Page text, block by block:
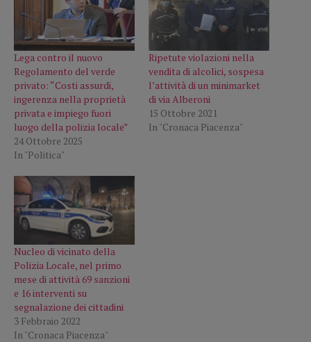
Lega contro il nuovo
Regolamento del verde
privato: “Costi assurdi,
ingerenza nella proprietà
privata e impiego fuori
luogo della polizia locale”
24 Ottobre 2025
In "Politica"
Ripetute violazioni nella
vendita di alcolici, sospesa
l’attività di un minimarket
di via Alberoni
15 Ottobre 2021
In "Cronaca Piacenza"
Nucleo di vicinato della
Polizia Locale, nel primo
mese di attività 69 sanzioni
e 16 interventi su
segnalazione dei cittadini
3 Febbraio 2022
In "Cronaca Piacenza"